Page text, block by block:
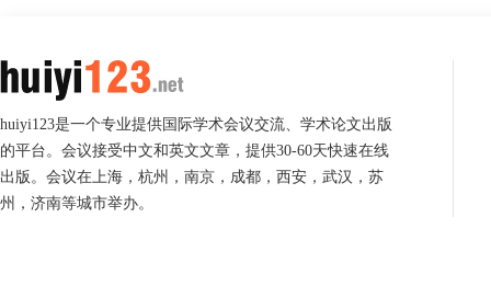
huiyi123是一个专业提供国际学术会议交流、学术论文出版
的平台。会议接受中文和英文文章，提供30-60天快速在线
出版。会议在上海，杭州，南京，成都，西安，武汉，苏
州，济南等城市举办。